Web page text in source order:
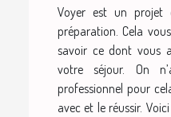
Voyer est un projet
préparation. Cela
savoir ce dont vous
votre séjour. On
professionnel pour
avec et le réussir.